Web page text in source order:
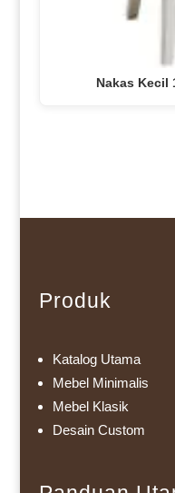
Nakas Kecil
Produk
Katalog Utama
Mebel Minimalis
Mebel Klasik
Desain Custom